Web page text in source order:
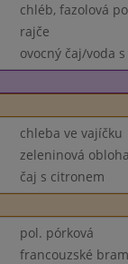
chléb, fazolová
rajče
ovocný čaj/voda
chleba ve vajíčku
zeleninová
čaj s citronem
pol. pórková
francouzské